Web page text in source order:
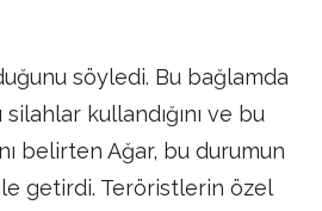
söyledi. Bu bağlamda
kullandığını ve bu
belirten Ağar, bu durumun
getirdi. Teröristlerin özel